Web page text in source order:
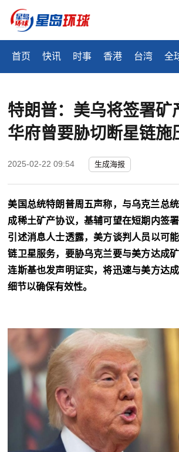
首页 快讯 时事 香港 台湾 全
特朗普：美乌将签署矿
华府曾要胁切断星链施
2025-02-22 09:54 生成海报
美国总统特朗普周五声称，与乌克兰总
成稀土矿产协议，基辅可望在短期内签
引述消息人士透露，美方谈判人员以可
链卫星服务，要胁乌克兰要与美方达成
连斯基也发声明证实，将迅速与美方达
细节以确保有效性。